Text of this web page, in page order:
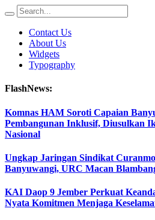
Contact Us
About Us
Widgets
Typography
FlashNews:
Komnas HAM Soroti Capaian
Pembangunan Inklusif, Diusulkan
Nasional
Ungkap Jaringan Sindikat
Banyuwangi, URC Macan
KAI Daop 9 Jember Perkuat
Nyata Komitmen Menjaga